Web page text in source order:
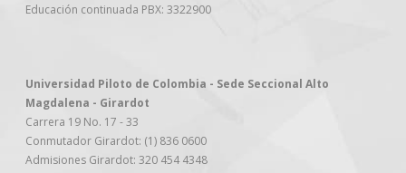
Educación continuada PBX: 3322900
Universidad Piloto de Colombia - Sede Seccional Alto
Magdalena - Girardot
Carrera 19 No. 17 - 33
Conmutador Girardot: (1) 836 0600
Admisiones Girardot: 320 454 4348